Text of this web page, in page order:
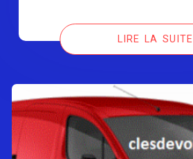
LIRE LA SUITE